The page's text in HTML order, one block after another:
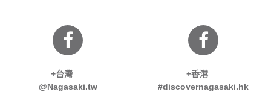
+台灣
@Nagasaki.tw
+香港
#discovernagasaki.hk